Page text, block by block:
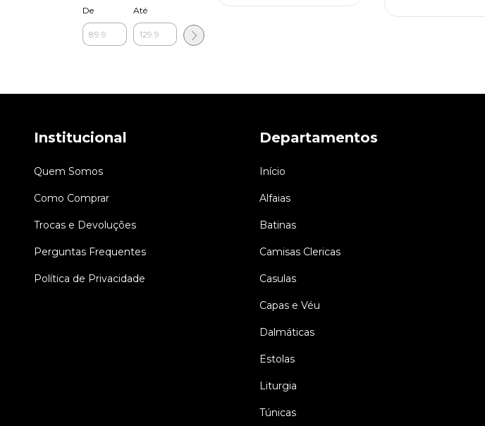
De Até
Institucional
Quem Somos
Como Comprar
Trocas e Devoluções
Perguntas Frequentes
Política de Privacidade
Departamentos
Início
Alfaias
Batinas
Camisas Clericas
Casulas
Capas e Véu
Dalmáticas
Estolas
Liturgia
Túnicas